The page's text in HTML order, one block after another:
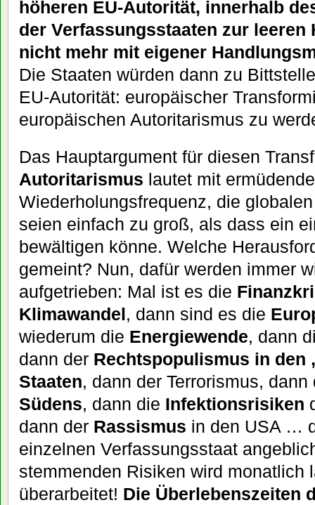
höheren EU-Autorität, innerhalb
der Verfassungsstaaten zur leeren
nicht mehr mit eigener
Die Staaten würden dann zu
EU-Autorität: europäischer
europäischen Autoritarismus zu
Das Hauptargument für diesen
Autoritarismus lautet mit
Wiederholungsfrequenz, die
seien einfach zu groß, als dass ein
bewältigen könne. Welche
gemeint? Nun, dafür werden immer
aufgetrieben: Mal ist es die
Klimawandel, dann sind es die
wiederum die Energiewende, dann
dann der Rechtspopulismus in den
Staaten, dann der Terrorismus,
Südens, dann die Infektionsrisiken
dann der Rassismus in den USA …
einzelnen Verfassungsstaat
stemmenden Risiken wird monatlich
überarbeitet! Die Überlebenszeiten